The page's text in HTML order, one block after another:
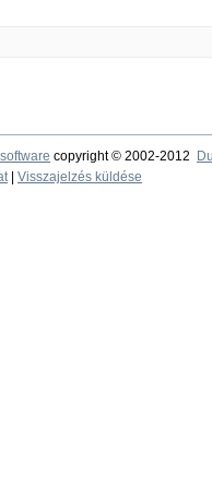
copyright © 2002-2012
| Visszajelzés küldése